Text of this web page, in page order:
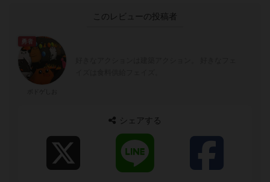
このレビューの投稿者
勇者
シェアする